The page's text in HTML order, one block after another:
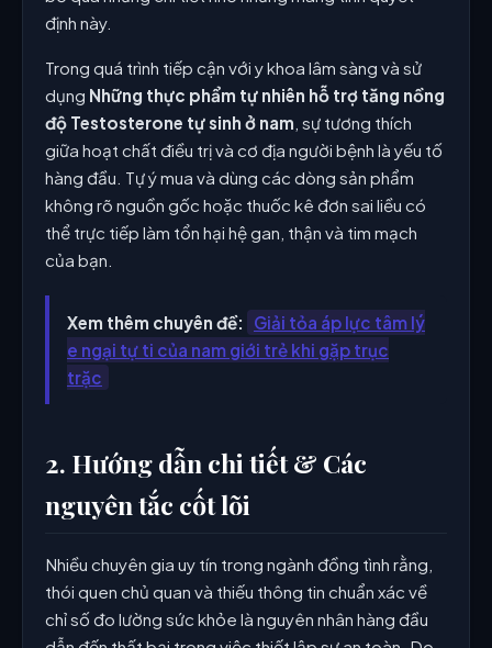
định này.
Trong quá trình tiếp cận với y khoa lâm sàng và sử
dụng Những thực phẩm tự nhiên hỗ trợ tăng nồng
độ Testosterone tự sinh ở nam , sự tương thích
giữa hoạt chất điều trị và cơ địa người bệnh là yếu tố
hàng đầu. Tự ý mua và dùng các dòng sản phẩm
không rõ nguồn gốc hoặc thuốc kê đơn sai liều có
thể trực tiếp làm tổn hại hệ gan, thận và tim mạch
của bạn.
Xem thêm chuyên đề:
Giải tỏa áp lực tâm lý
e ngại tự ti của nam giới trẻ khi gặp trục
trặc
2. Hướng dẫn chi tiết & Các
nguyên tắc cốt lõi
Nhiều chuyên gia uy tín trong ngành đồng tình rằng,
thói quen chủ quan và thiếu thông tin chuẩn xác về
chỉ số đo lường sức khỏe là nguyên nhân hàng đầu